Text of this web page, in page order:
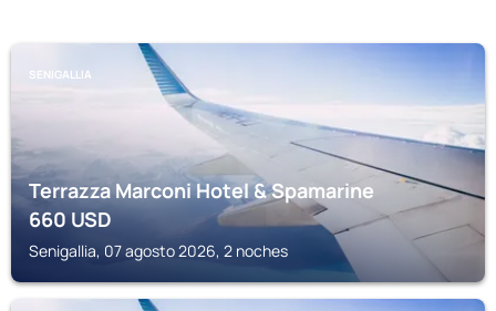
SENIGALLIA
Terrazza Marconi Hotel & Spamarine
660USD
Senigallia, 07 agosto 2026, 2 noches